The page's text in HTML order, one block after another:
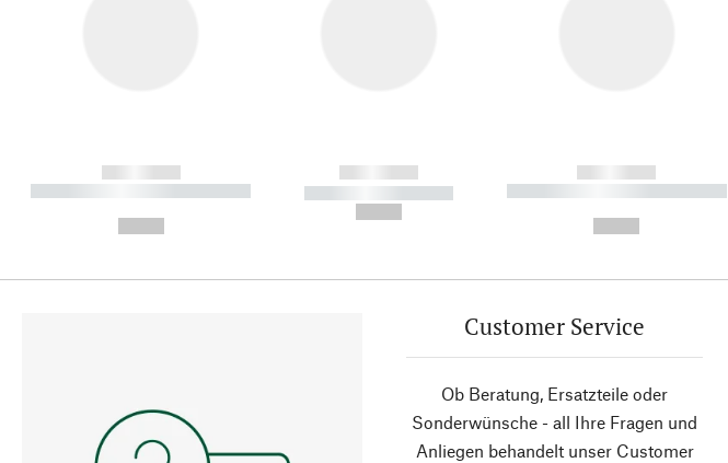
------------
----------- ----------- ----------
------------
----------- -----------
------------
----------- ----------- ----------
Customer Service
Ob Beratung, Ersatzteile oder
Sonderwünsche - all Ihre Fragen und
Anliegen behandelt unser Customer